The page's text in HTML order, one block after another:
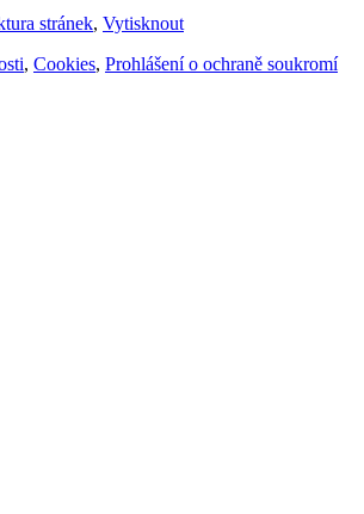
stránek, Vytisknout
, Cookies, Prohlášení o ochraně soukromí